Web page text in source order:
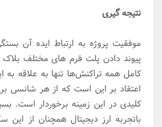
نتیجه گیری
موفقیت پروژه به ارتباط ایده آن
پیوند دادن پلت فرم های مختلف
کامل همه تراکنش‌ها تنها به علاقه به
اعتقاد بر این است که از هر شانسی
کلیدی در این زمینه برخوردار است.
باتجربه ارز دیجیتال همچنان از